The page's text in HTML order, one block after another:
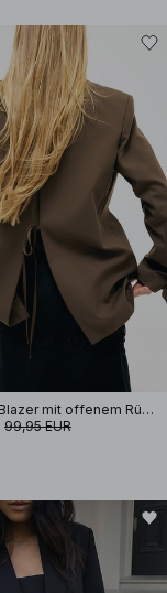
Oversize-Blazer mit offenem Rücken
99,95 EUR